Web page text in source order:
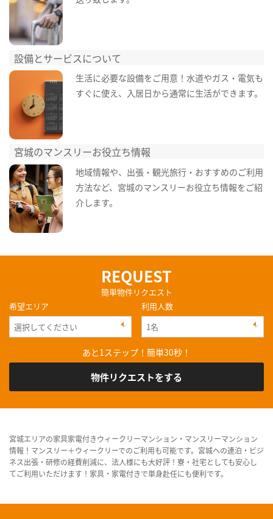
設備とサービスについて
生活に必要な設備をご用意！水道やガス・電気も
すぐに使え、入居日から通常に生活ができます。
宮城のマンスリーお役立ち情報
地域情報や、出張・観光旅行・おすすめのご利用
方法など、宮城のマンスリーお役立ち情報をご紹
介します。
REQUEST
簡単物件リクエスト
希望エリア
利用人数
あと1ステップ！簡単30秒！
物件リクエストをする
宮城エリアの家具家電付きウィークリーマンション・マンスリーマンション
情報！マンスリー＋ウィークリーでのご利用も可能です。宮城への連泊・ビジ
ネス出張・研修の経費削減に、法人様にも大好評！寮・社宅としても安心し
てご利用いただけます！家具・家電付きで単身赴任にも便利です。